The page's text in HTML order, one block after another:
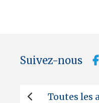
Suivez-nous
Toutes les